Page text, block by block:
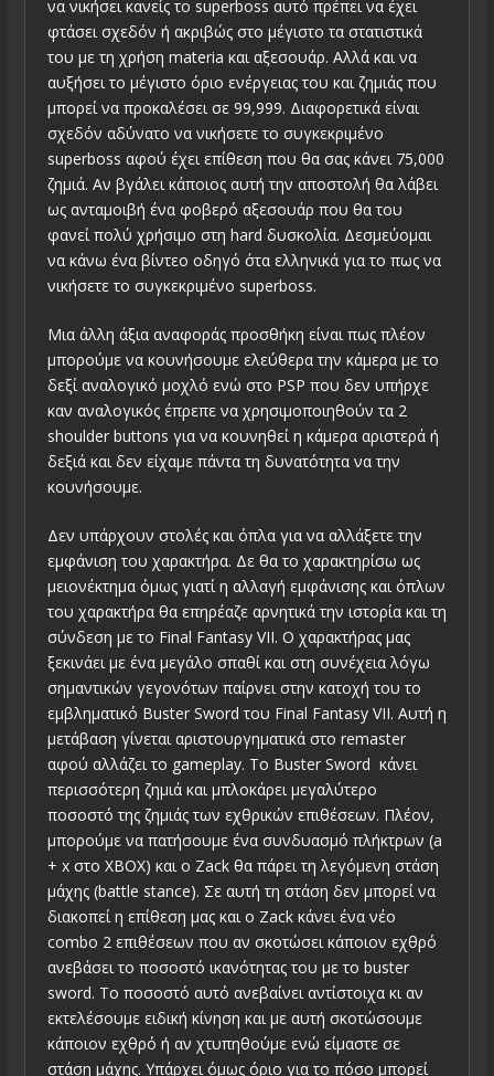
να νικήσει κανείς το superboss αυτό πρέπει να έχει
φτάσει σχεδόν ή ακριβώς στο μέγιστο τα στατιστικά
του με τη χρήση materia και αξεσουάρ. Αλλά και να
αυξήσει το μέγιστο όριο ενέργειας του και ζημιάς που
μπορεί να προκαλέσει σε 99,999. Διαφορετικά είναι
σχεδόν αδύνατο να νικήσετε το συγκεκριμένο
superboss αφού έχει επίθεση που θα σας κάνει 75,000
ζημιά. Αν βγάλει κάποιος αυτή την αποστολή θα λάβει
ως ανταμοιβή ένα φοβερό αξεσουάρ που θα του
φανεί πολύ χρήσιμο στη hard δυσκολία. Δεσμεύομαι
να κάνω ένα βίντεο οδηγό ΄στα ελληνικά για το πως να
νικήσετε το συγκεκριμένο superboss.
Μια άλλη άξια αναφοράς προσθήκη είναι πως πλέον
μπορούμε να κουνήσουμε ελεύθερα την κάμερα με το
δεξί αναλογικό μοχλό ενώ στο PSP που δεν υπήρχε
καν αναλογικός έπρεπε να χρησιμοποιηθούν τα 2
shoulder buttons για να κουνηθεί η κάμερα αριστερά ή
δεξιά και δεν είχαμε πάντα τη δυνατότητα να την
κουνήσουμε.
Δεν υπάρχουν στολές και όπλα για να αλλάξετε την
εμφάνιση του χαρακτήρα. Δε θα το χαρακτηρίσω ως
μειονέκτημα όμως γιατί η αλλαγή εμφάνισης και όπλων
του χαρακτήρα θα επηρέαζε αρνητικά την ιστορία και τη
σύνδεση με το Final Fantasy VII. Ο χαρακτήρας μας
ξεκινάει με ένα μεγάλο σπαθί και στη συνέχεια λόγω
σημαντικών γεγονότων παίρνει στην κατοχή του το
εμβληματικό Buster Sword του Final Fantasy VII. Αυτή η
μετάβαση γίνεται αριστουργηματικά στο remaster
αφού αλλάζει το gameplay. Το Buster Sword κάνει
περισσότερη ζημιά και μπλοκάρει μεγαλύτερο
ποσοστό της ζημιάς των εχθρικών επιθέσεων. Πλέον,
μπορούμε να πατήσουμε ένα συνδυασμό πλήκτρων (a
+ x στο XBOX) και o Zack θα πάρει τη λεγόμενη στάση
μάχης (battle stance). Σε αυτή τη στάση δεν μπορεί να
διακοπεί η επίθεση μας και ο Zack κάνει ένα νέο
combo 2 επιθέσεων που αν σκοτώσει κάποιον εχθρό
ανεβάσει το ποσοστό ικανότητας του με το buster
sword. Το ποσοστό αυτό ανεβαίνει αντίστοιχα κι αν
εκτελέσουμε ειδική κίνηση και με αυτή σκοτώσουμε
κάποιον εχθρό ή αν χτυπηθούμε ενώ είμαστε σε
στάση μάχης. Υπάρχει όμως όριο για το πόσο μπορεί